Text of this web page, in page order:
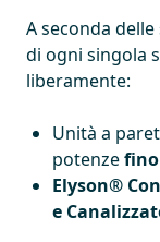
A seconda
di ogni singola
liberamente:
Unità a
potenzefino
Elyson®
e